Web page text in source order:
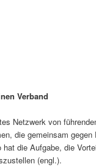
Verband
Netzwerk von
die gemeinsam gegen
die Aufgabe, die
(engl.).